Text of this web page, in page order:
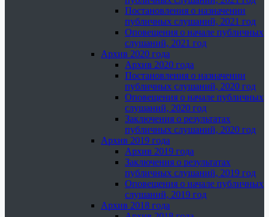
Постановления о назначении
публичных слушаний, 2021 год
Оповещения о начале публичных
слушаний, 2021 год
Архив 2020 года
Архив 2020 года
Постановления о назначении
публичных слушаний, 2020 год
Оповещения о начале публичных
слушаний, 2020 год
Заключения о результатах
публичных слушаний, 2020 год
Архив 2019 года
Архив 2019 года
Заключения о результатах
публичных слушаний, 2019 год
Оповещения о начале публичных
слушаний, 2019 год
Архив 2018 года